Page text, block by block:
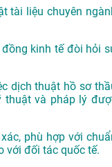
tài liệu chuyên
kinh tế đòi hỏi
dịch thuật hồ sơ
thuật và pháp lý
phù hợp với
với đối tác quốc tế.